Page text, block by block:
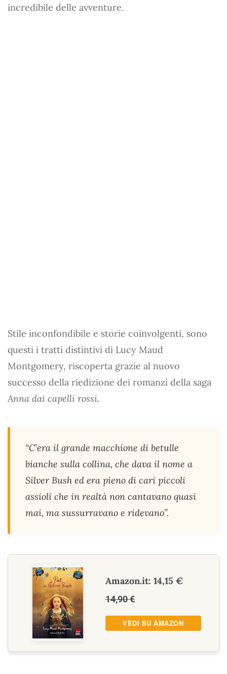
incredibile delle avventure.
Stile inconfondibile e storie coinvolgenti, sono
questi i tratti distintivi di Lucy Maud
Montgomery, riscoperta grazie al nuovo
successo della riedizione dei romanzi della saga
Anna dai capelli rossi.
“C’era il grande macchione di betulle
bianche sulla collina, che dava il nome a
Silver Bush ed era pieno di cari piccoli
assioli che in realtà non cantavano quasi
mai, ma sussurravano e ridevano”.
Amazon.it: 14,15 €
14,90 €
VEDI SU AMAZON